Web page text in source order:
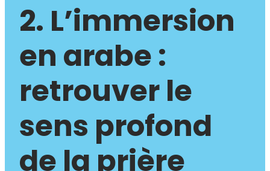
2. L’immersion
en arabe :
retrouver le
sens profond
de la prière